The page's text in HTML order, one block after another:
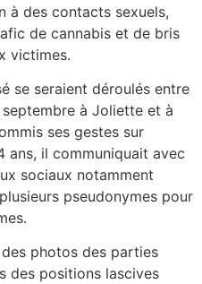
à des contacts sexuels,
de cannabis et de bris
victimes.
se seraient déroulés entre
à Joliette et à
ses gestes sur
ans, il communiquait avec
sociaux notamment
pseudonymes pour
photos des parties
des positions lascives